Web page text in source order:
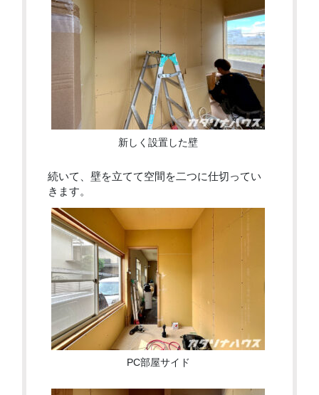
新しく設置した壁
続いて、壁を立てて空間を二つに仕切ってい
きます。
PC部屋サイド